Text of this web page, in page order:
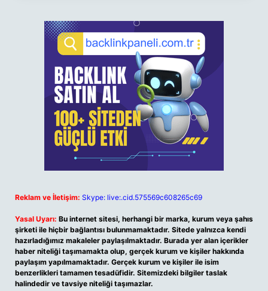
Reklam ve İletişim: Skype: live:.cid.575569c608265c69
Yasal Uyarı: Bu internet sitesi, herhangi bir marka, kurum veya şahıs
şirketi ile hiçbir bağlantısı bulunmamaktadır. Sitede yalnızca kendi
hazırladığımız makaleler paylaşılmaktadır. Burada yer alan içerikler
haber niteliği taşımamakta olup, gerçek kurum ve kişiler hakkında
paylaşım yapılmamaktadır. Gerçek kurum ve kişiler ile isim
benzerlikleri tamamen tesadüfidir. Sitemizdeki bilgiler taslak
halindedir ve tavsiye niteliği taşımazlar.